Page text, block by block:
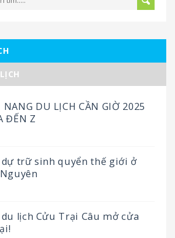
NANG DU LỊCH CẦN GIỜ 2025
ĐẾN Z
dự trữ sinh quyển thế giới ở
lịch Cửu Trại Câu mở cửa